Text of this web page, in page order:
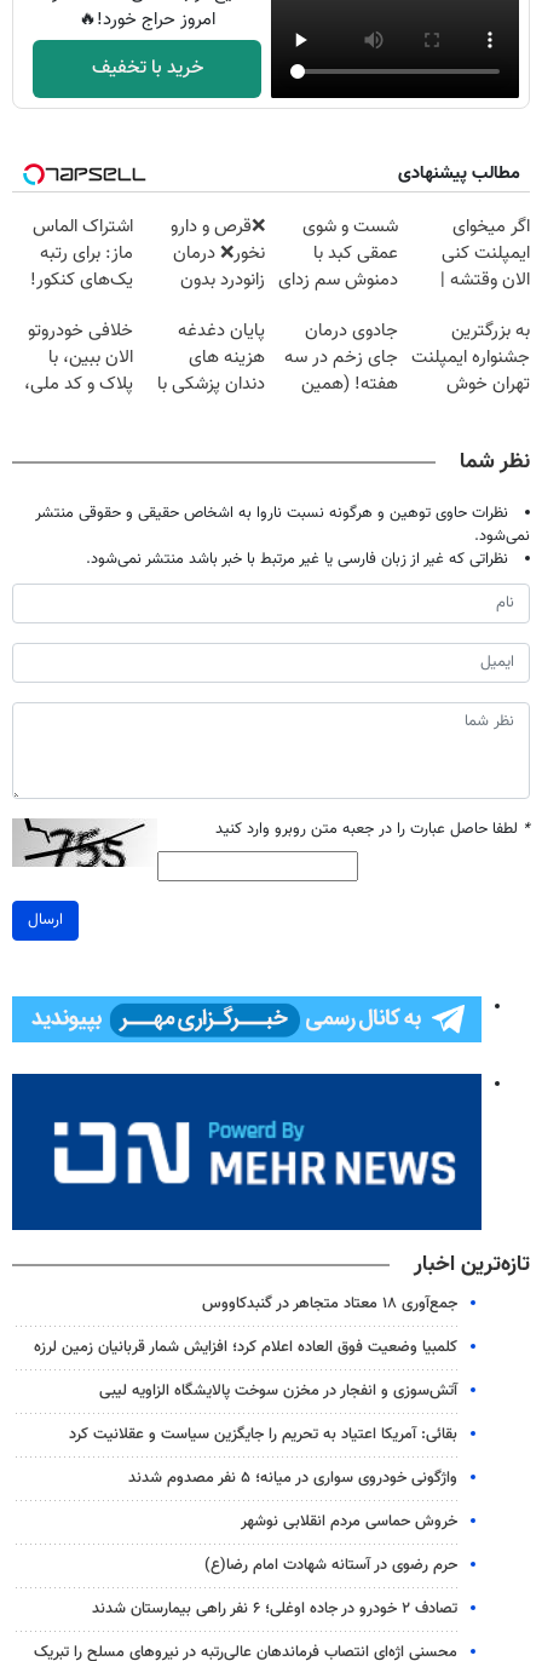
امروز حراج خورد!🔥
خرید با تخفیف
مطالب پیشنهادی
اگر میخوای
ایمپلنت کنی
الان وقتشه |
میلیون تومان!!!
شست و شوی
عمقی کبد با
دمنوش سم زدای
❌قرص‌ و دارو
نخور❌ درمان
زانودرد بدون
اشتراک الماس
ماز: برای رتبه
یک‌های کنکور!
به بزرگترین
جشنواره ایمپلنت
تهران خوش
جادوی درمان
جای زخم در سه
هفته! (همین
پایان دغدغه
هزینه های
دندان پزشکی با
خلافی خودروتو
الان ببین، با
پلاک و کد ملی،
نظر شما
نظرات حاوی توهین و هرگونه نسبت ناروا به اشخاص حقیقی و حقوقی منتشر
نمی‌شود.
نظراتی که غیر از زبان فارسی یا غیر مرتبط با خبر باشد منتشر نمی‌شود.
* لطفا حاصل عبارت را در جعبه متن روبرو وارد کنید
ارسال
تازه‌ترین اخبار
جمع‌آوری ۱۸ معتاد متجاهر در گنبدکاووس
کلمبیا وضعیت فوق العاده اعلام کرد؛ افزایش شمار قربانیان زمین لرزه
آتش‌سوزی و انفجار در مخزن سوخت پالایشگاه الزاویه لیبی
بقائی: آمریکا اعتیاد به تحریم را جایگزین سیاست و عقلانیت کرد
واژگونی خودروی سواری در میانه؛ ۵ نفر مصدوم شدند
خروش حماسی مردم انقلابی نوشهر
حرم رضوی در آستانه شهادت امام رضا(ع)
تصادف ۲ خودرو در جاده اوغلی؛ ۶ نفر راهی بیمارستان شدند
محسنی اژه‌ای انتصاب‌ فرماندهان عالی‌رتبه در نیروهای مسلح را تبریک